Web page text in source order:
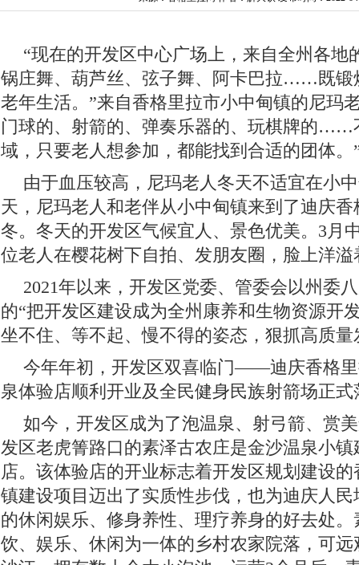
“现在的开发区中心广场上，来自全州各地
锅庄舞、葫芦丝、弦子舞、阿卡巴拉……既锻
老年生活。”来自香格里拉市小中甸镇的尼玛
门球的、射箭的、弹奏乐器的、玩棋牌的……
域，只要老人想参加，都能找到合适的团体。
由于血压较高，尼玛老人冬天不适宜在小
天，尼玛老人和老伴从小中甸镇来到了迪庆
冬。冬天的开发区气候宜人、景色优美。3月
位老人在樱花树下自拍、发朋友圈，脸上洋
2021年以来，开发区党委、管委会以州委
的“把开发区建设成为全州康养和生物资源开
坐不住、等不起、慢不得的姿态，狠抓高质量
今年年初，开发区双喜临门——迪庆香格
泉体验店顺利开业及全民健身民族射箭场正式
如今，开发区成为了泡温泉、射弓箭、赏
发区老虎箐路口的素泽古农庄是金沙温泉小
店。该体验店的开业标志着开发区规划建设
镇建设项目迈出了实质性步伐，也为迪庆人
的休闲娱乐、修身养性、理疗养身的好去处
饮、娱乐、休闲为一体的乡村农家院落，可